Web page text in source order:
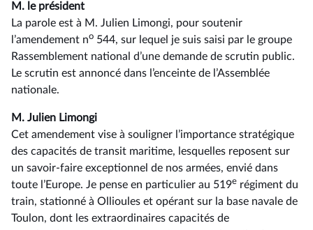
M. le président
La parole est à M. Julien Limongi, pour soutenir
l’amendement no 544, sur lequel je suis saisi par le groupe
Rassemblement national d’une demande de scrutin public.
Le scrutin est annoncé dans l’enceinte de l’Assemblée
nationale.
M. Julien Limongi
Cet amendement vise à souligner l’importance stratégique
des capacités de transit maritime, lesquelles reposent sur
un savoir-faire exceptionnel de nos armées, envié dans
toute l’Europe. Je pense en particulier au 519e régiment du
train, stationné à Ollioules et opérant sur la base navale de
Toulon, dont les extraordinaires capacités de